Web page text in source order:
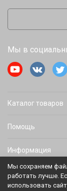
Мы в
Каталог товаров
Помощь
Информация
Политика
Мы сохраняем
работать лучше.
использовать